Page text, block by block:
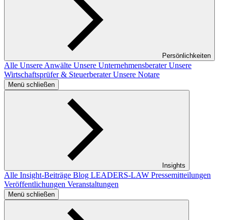
Persönlichkeiten
Alle Unsere Anwälte Unsere UnternehmensberaterUnsere
Wirtschaftsprüfer & SteuerberaterUnsere Notare
Menü schließen
Insights
Alle Insight-Beiträge Blog LEADERS-LAW Pressemitteilungen
Veröffentlichungen Veranstaltungen
Menü schließen